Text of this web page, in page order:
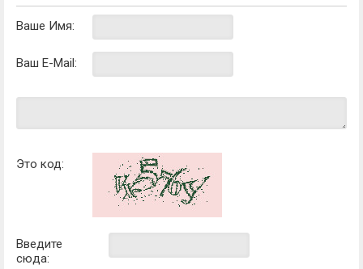
Ваше Имя:
Ваш E-Mail:
Это код:
Введите
сюда: